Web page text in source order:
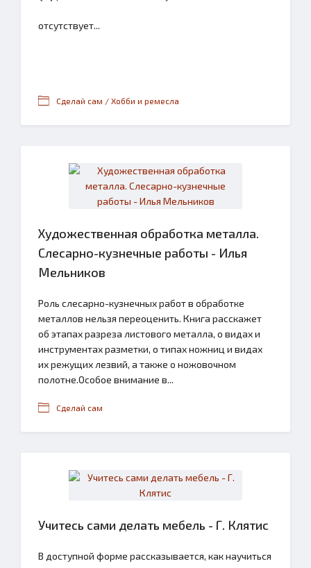
отсутствует...
Сделай сам / Хобби и ремесла
Художественная обработка металла.
Слесарно-кузнечные работы - Илья
Мельников
Роль слесарно-кузнечных работ в обработке
металлов нельзя переоценить. Книга расскажет
об этапах разреза листового металла, о видах и
инструментах разметки, о типах ножниц и видах
их режущих лезвий, а также о ножовочном
полотне.Особое внимание в...
Сделай сам
Учитесь сами делать мебель - Г. Клятис
В доступной форме рассказывается, как научиться